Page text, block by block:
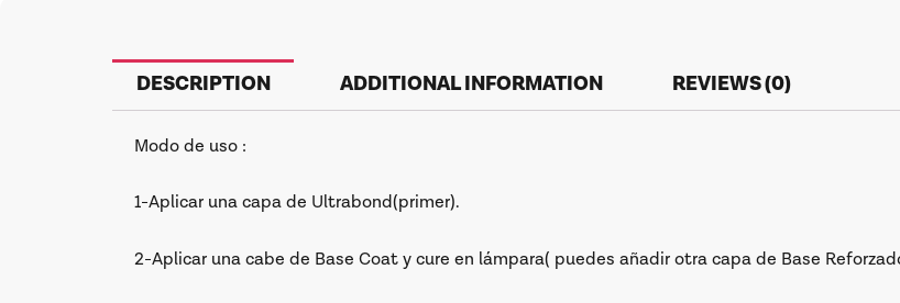
DESCRIPTION ADDITIONAL INFORMATION REVIEWS (0)
Modo de uso :
1-Aplicar una capa de Ultrabond(primer).
2-Aplicar una cabe de Base Coat y cure en lámpara( puedes añadir otra capa de Base